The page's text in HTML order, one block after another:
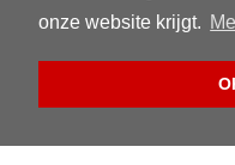
onze website krijgt.